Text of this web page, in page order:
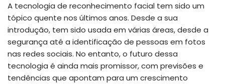
A tecnologia de reconhecimento facial tem sido um
tópico quente nos últimos anos. Desde a sua
introdução, tem sido usada em várias áreas, desde a
segurança até a identificação de pessoas em fotos
nas redes sociais. No entanto, o futuro dessa
tecnologia é ainda mais promissor, com previsões e
tendências que apontam para um crescimento